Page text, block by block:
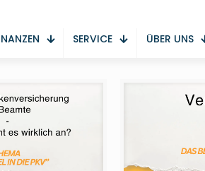
SERVICE ÜBER UNS